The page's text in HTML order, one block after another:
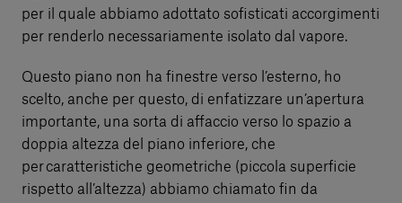
per il quale abbiamo adottato sofisticati accorgimenti
per renderlo necessariamente isolato dal vapore.
Questo piano non ha finestre verso l’esterno, ho
scelto, anche per questo, di enfatizzare un’apertura
importante, una sorta di affaccio verso lo spazio a
doppia altezza del piano inferiore, che
per caratteristiche geometriche (piccola superficie
rispetto all’altezza) abbiamo chiamato fin da